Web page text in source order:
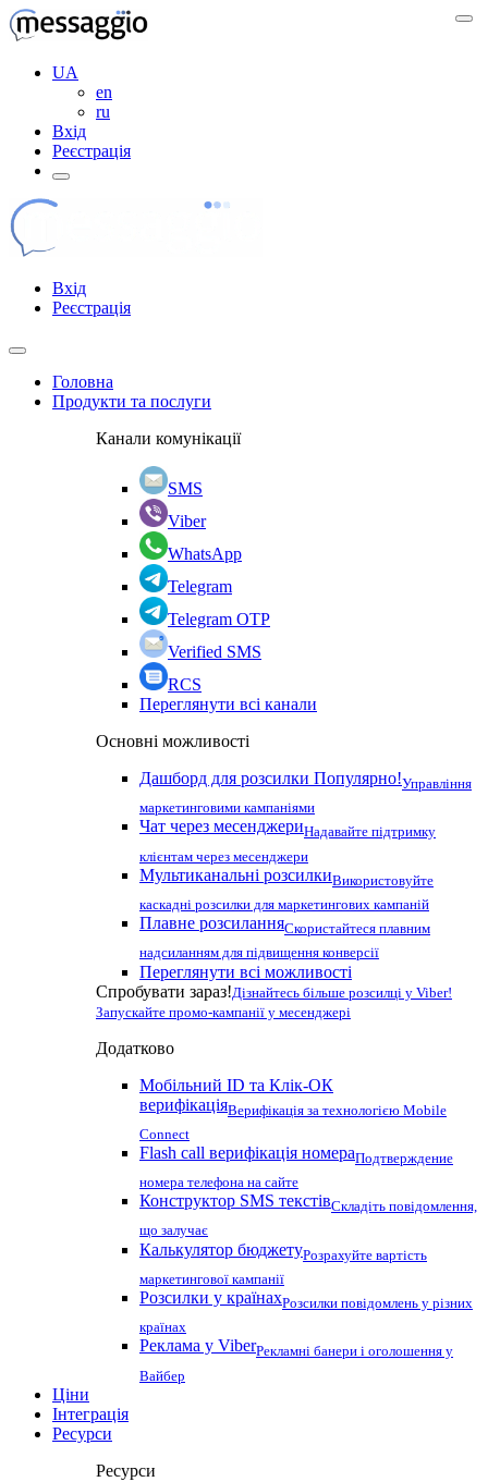
UA
en
ru
Вхід
Реєстрація
Вхід
Реєстрація
Головна
Продукти та послуги
Канали комунікації
SMS
Viber
WhatsApp
Telegram
Telegram OTP
Verified SMS
RCS
Переглянути всі канали
Основні можливості
Дашборд для розсилки Популярно!Управління
маркетинговими кампаніями
Чат через месенджериНадавайте підтримку
клієнтам через месенджери
Мультиканальні розсилкиВикористовуйте
каскадні розсилки для маркетингових кампаній
Плавне розсиланняСкористайтеся плавним
надсиланням для підвищення конверсії
Переглянути всі можливості
Спробувати зараз!Дізнайтесь більше розсилці у Viber!
Запускайте промо-кампанії у месенджері
Додатково
Мобільний ID та Клік-ОК
верифікаціяВерифікація за технологією Mobile
Connect
Flash call верифікація номераПодтверждение
номера телефона на сайте
Конструктор SMS текстівСкладіть повідомлення,
що залучає
Калькулятор бюджетуРозрахуйте вартість
маркетингової кампанії
Розсилки у країнахРозсилки повідомлень у різних
країнах
Реклама у ViberРекламні банери і оголошення у
Вайбер
Ціни
Інтеграція
Ресурси
Ресурси